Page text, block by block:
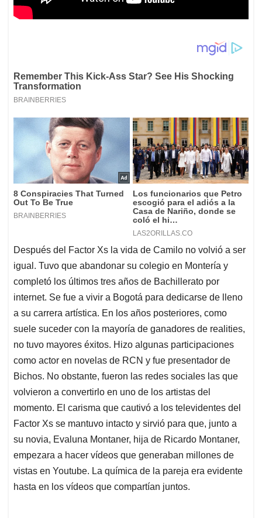
Después del Factor Xs la vida de Camilo no volvió a ser
igual. Tuvo que abandonar su colegio en Montería y
completó los últimos tres años de Bachillerato por
internet. Se fue a vivir a Bogotá para dedicarse de lleno
a su carrera artística. En los años posteriores, como
suele suceder con la mayoría de ganadores de realities,
no tuvo mayores éxitos. Hizo algunas participaciones
como actor en novelas de RCN y fue presentador de
Bichos. No obstante, fueron las redes sociales las que
volvieron a convertirlo en uno de los artistas del
momento. El carisma que cautivó a los televidentes del
Factor Xs se mantuvo intacto y sirvió para que, junto a
su novia, Evaluna Montaner, hija de Ricardo Montaner,
empezara a hacer vídeos que generaban millones de
vistas en Youtube. La química de la pareja era evidente
hasta en los vídeos que compartían juntos.